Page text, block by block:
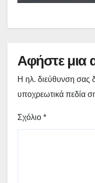
Αφήστε μια
Η ηλ. διεύθυνση σας
υποχρεωτικά πεδία
Σχόλιο *